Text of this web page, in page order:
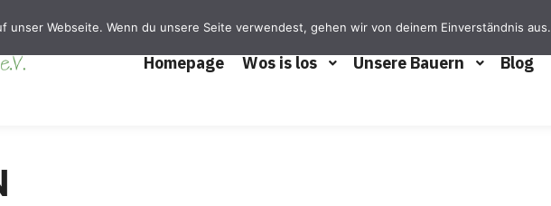
Homepage Wos is los Unsere Bauern Blog
Webseite. Wenn du unsere Seite verwendest, gehen wir von deinem Einverständnis aus.